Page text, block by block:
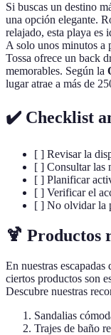
Si buscas un destino
una opción elegante.
relajado, esta playa es
A solo unos minutos a
Tossa ofrece un back
memorables. Según la
lugar atrae a más de
✔️ Checklist
[ ] Revisar la
[ ] Consultar las
[ ] Planificar
[ ] Verificar el
[ ] No olvidar la
🍹 Productos
En nuestras
ciertos productos son
Descubre nuestras
Sandalias
Trajes de baño